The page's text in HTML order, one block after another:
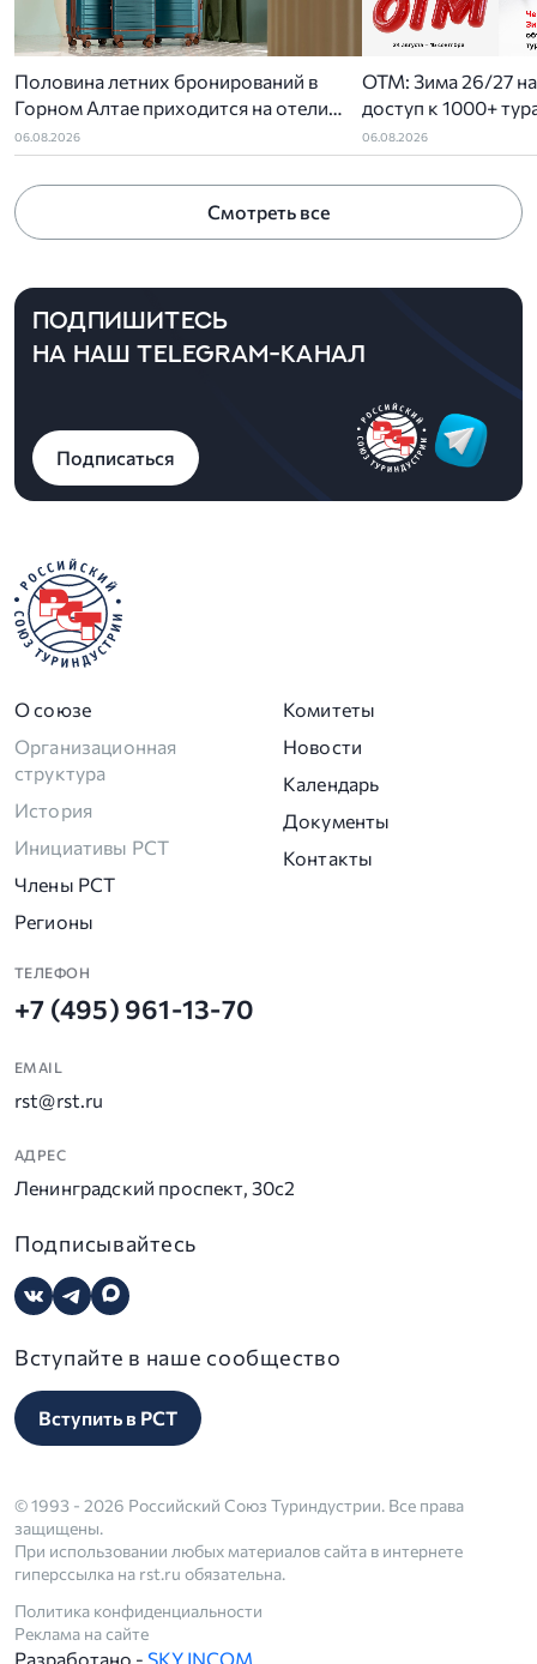
Половина летних бронирований в
Горном Алтае приходится на отели
высокого уровня
06.08.2026
ОТМ: Зима 26/27
доступ к 1000+
командировки.
особые условия.
06.08.2026
Смотреть все
ПОДПИШИТЕСЬ
НА НАШ TELEGRAM-КАНАЛ
Подписаться
О союзе
Организационная
структура
История
Инициативы РСТ
Члены РСТ
Регионы
Комитеты
Новости
Календарь
Документы
Контакты
ТЕЛЕФОН
+7 (495) 961-13-70
EMAIL
rst@rst.ru
АДРЕС
Ленинградский проспект, 30с2
Подписывайтесь
Вступайте в наше сообщество
Вступить в РСТ
© 1993 - 2026 Российский Союз Туриндустрии. Все права
защищены.
При использовании любых материалов сайта в интернете
гиперссылка на rst.ru обязательна.
Политика конфиденциальности
Реклама на сайте
Разработано - SKY INCOM